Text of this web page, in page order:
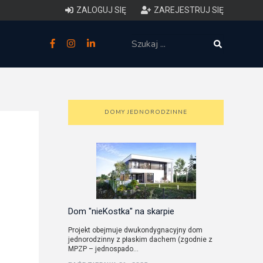
ZALOGUJ SIĘ ZAREJESTRUJ SIĘ
zakres i forma projektu
przestrzennym
DOMY JEDNORODZINNE
Dom "nieKostka" na skarpie
Projekt obejmuje dwukondygnacyjny dom
jednorodzinny z płaskim dachem (zgodnie z
MPZP – jednospado...